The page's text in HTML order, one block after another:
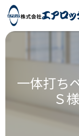
一体打ち
Ｓ